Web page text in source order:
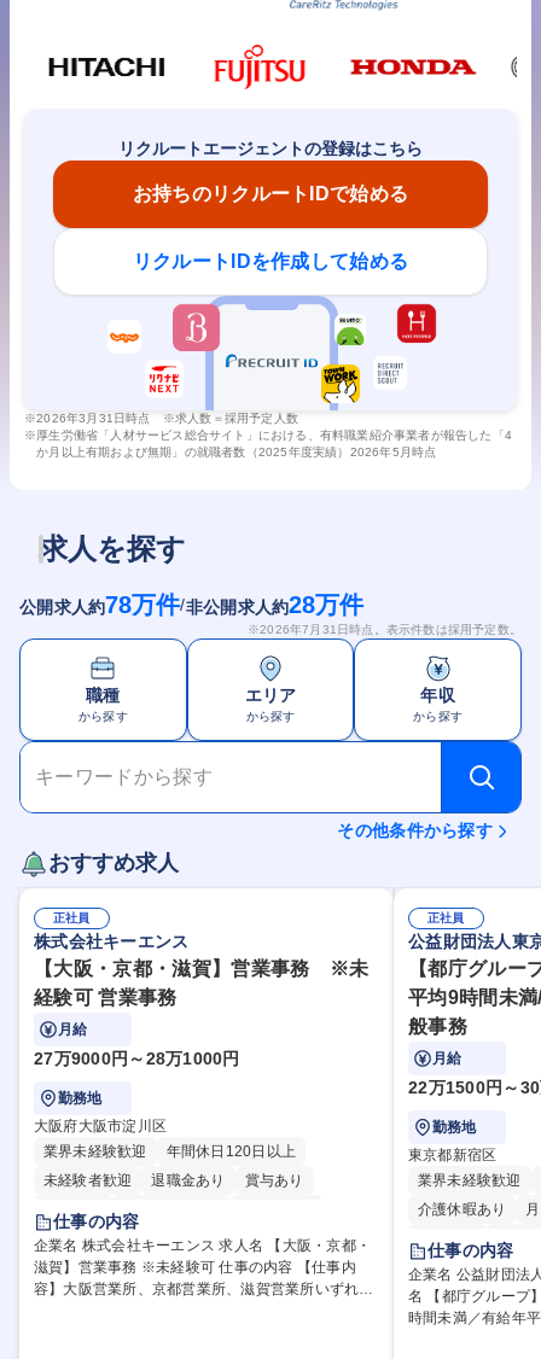
リクルートエージェントの登録はこちら
お持ちのリクルートIDで始める
リクルートIDを作成して始める
※2026年3月31日時点 ※求人数＝採用予定人数
※厚生労働省「人材サービス総合サイト」における、有料職業紹介事業者が報告した「4
か月以上有期および無期」の就職者数（2025年度実績）2026年5月時点
求人を探す
公開求人約78万件/非公開求人約28万件
※2026年7月31日時点。表示件数は採用予定数。
職種
から探す
エリア
から探す
年収
から探す
キーワードから探す
その他条件から探す
おすすめ求人
正社員
株式会社キーエンス
【大阪・京都・滋賀】営業事務 ※未
経験可 営業事務
月給
27万9000円～28万1000円
勤務地
大阪府大阪市淀川区
業界未経験歓迎
年間休日120日以上
未経験者歓迎
退職金あり
賞与あり
育休あり
完全週休2日制
駅近5分以内
土日祝休み
仕事の内容
企業名 株式会社キーエンス 求人名 【大阪・京都・
滋賀】営業事務 ※未経験可 仕事の内容 【仕事内
容】大阪営業所、京都営業所、滋賀営業所いずれか
正社員
公益財団法人東
【都庁グルー
平均9時間未
般事務
月給
22万1500円～
勤務地
東京都新宿区
業界未経験歓迎
介護休暇あり
転勤なし
住宅
研修あり
退職
完全週休2日制
資格取得手当あり
仕事の内容
企業名 公益財団法人
名 【都庁グループ
時間未満／有給年平均16日取